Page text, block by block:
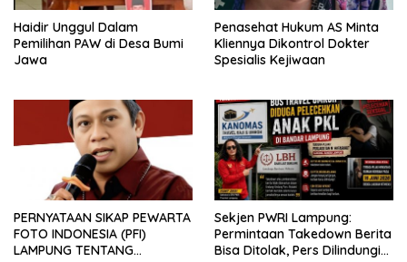
Haidir Unggul Dalam
Pemilihan PAW di Desa Bumi
Jawa
Penasehat Hukum AS Minta
Kliennya Dikontrol Dokter
Spesialis Kejiwaan
PERNYATAAN SIKAP PEWARTA
FOTO INDONESIA (PFI)
LAMPUNG TENTANG
Sekjen PWRI Lampung:
Permintaan Takedown Berita
Bisa Ditolak, Pers Dilindungi